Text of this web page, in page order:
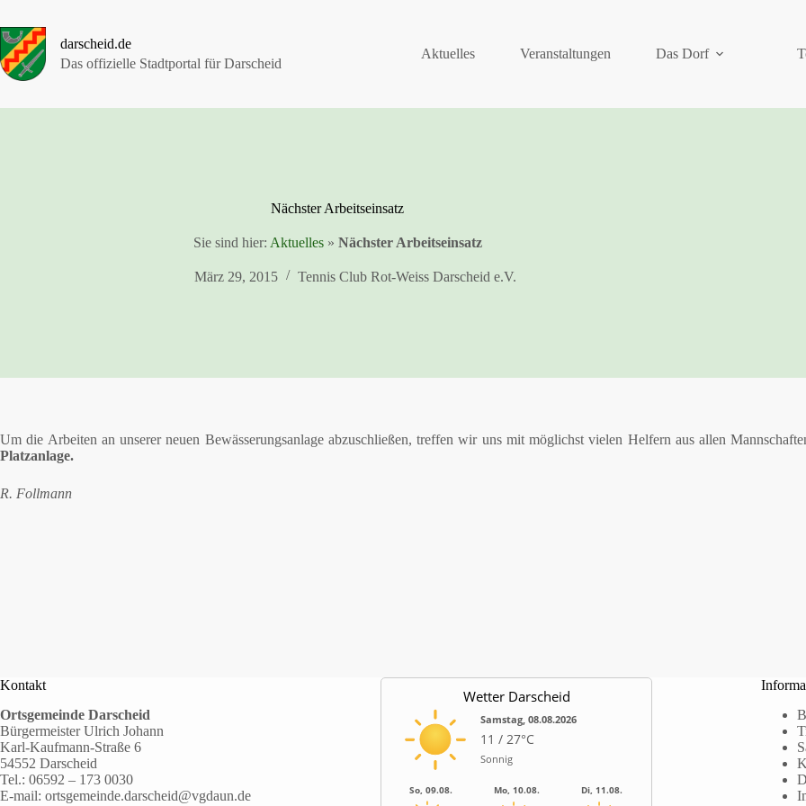
springen
darscheid.de
Das offizielle Stadtportal für Darscheid
Aktuelles Veranstaltungen Das Dorf
Nächster Arbeitseinsatz
Sie sind hier: Aktuelles» Nächster Arbeitseinsatz
März 29, 2015 Tennis Club Rot-Weiss Darscheid e.V.
Um die Arbeiten an unserer neuen Bewässerungsanlage abzuschließen, treffen wir uns mit möglichst vielen Helfern aus allen
Platzanlage.
R. Follmann
Kontakt
Ortsgemeinde Darscheid
Bürgermeister Ulrich Johann
Karl-Kaufmann-Straße 6
54552 Darscheid
Tel.: 06592 – 173 0030
E-mail: ortsgemeinde.darscheid@vgdaun.de
Wetter Darscheid
Samstag, 08.08.2026
11 / 27°C
Sonnig
So, 09.08. Mo, 10.08. Di, 11.08.